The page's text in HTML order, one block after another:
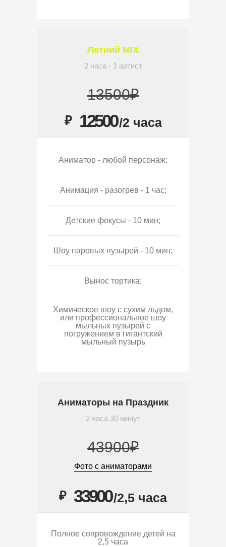
Летний MIX
2 часа - 1 артист
13500₽
₽ 12500/2 часа
Аниматор - любой персонаж;
Анимация - разогрев - 1 час;
Детские фокусы - 10 мин;
Шоу паровых пузырей - 10 мин;
Вынос тортика;
Химическое шоу с сухим льдом,
или профессиональное шоу
мыльных пузырей с
погружением в гигантский
мыльный пузырь
Аниматоры на Праздник
2 часа 30 минут
43900₽
Фото с аниматорами
₽ 33900/2,5 часа
Полное сопровождение детей на
2,5 часа